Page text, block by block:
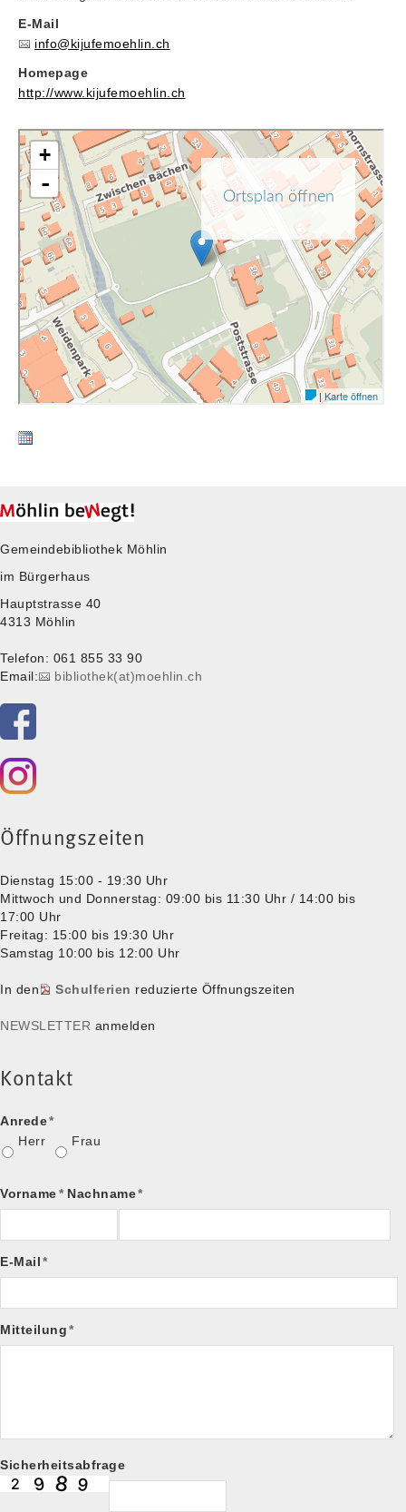
E-Mail
info@kijufemoehlin.ch
Homepage
http://www.kijufemoehlin.ch
Gemeindebibliothek Möhlin
im Bürgerhaus
Hauptstrasse 40
4313 Möhlin
Telefon: 061 855 33 90
Email:
bibliothek(at)moehlin.ch
Öffnungszeiten
Dienstag 15:00 - 19:30 Uhr
Mittwoch und Donnerstag: 09:00 bis 11:30 Uhr / 14:00 bis
17:00 Uhr
Freitag: 15:00 bis 19:30 Uhr
Samstag 10:00 bis 12:00 Uhr
In den Schulferien reduzierte Öffnungszeiten
NEWSLETTER anmelden
Kontakt
Anrede*
Herr
Frau
Vorname* Nachname*
E-Mail*
Mitteilung*
Sicherheitsabfrage